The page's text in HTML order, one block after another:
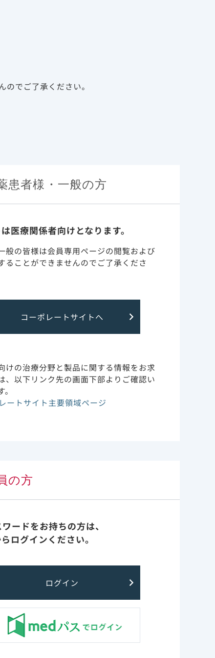
でご了承ください。
患者様・一般の方
医療関係者向けとなります。
般の皆様は会員専用ページの閲覧および
ることができませんのでご了承くださ
コーポレートサイトへ
けの治療分野と製品に関する情報をお求
、以下リンク先の画面下部よりご確認い
ートサイト主要領域ページ
の方
ードをお持ちの方は、
ログインください。
ログイン